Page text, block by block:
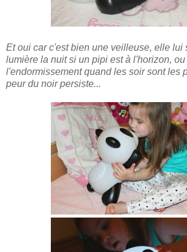
Et oui car c'est bien une veilleuse, elle lui
lumière la nuit si un pipi est à l'horizon,
l'endormissement quand les soir sont les
peur du noir persiste...